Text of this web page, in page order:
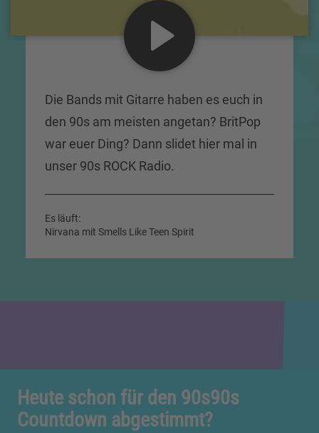
Die Bands mit Gitarre haben es euch in
den 90s am meisten angetan? BritPop
war euer Ding? Dann slidet hier mal in
unser 90s ROCK Radio.
Es läuft:
Nirvana mit Smells Like Teen Spirit
Heute schon für den 90s90s
Countdown abgestimmt?